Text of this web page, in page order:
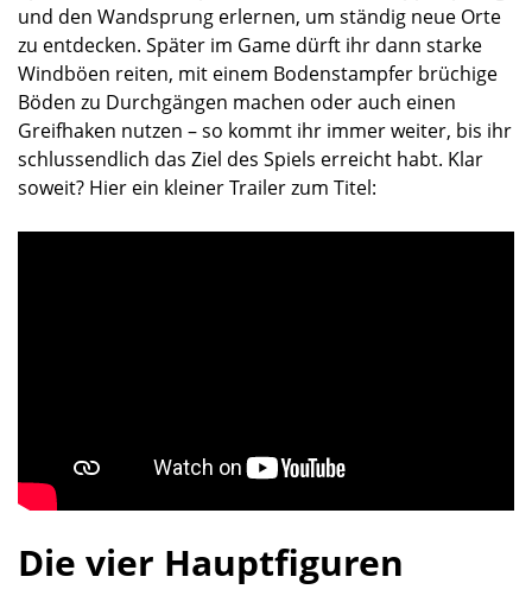
und den Wandsprung erlernen, um ständig neue Orte
zu entdecken. Später im Game dürft ihr dann starke
Windböen reiten, mit einem Bodenstampfer brüchige
Böden zu Durchgängen machen oder auch einen
Greifhaken nutzen – so kommt ihr immer weiter, bis ihr
schlussendlich das Ziel des Spiels erreicht habt. Klar
soweit? Hier ein kleiner Trailer zum Titel:
Die vier Hauptfiguren